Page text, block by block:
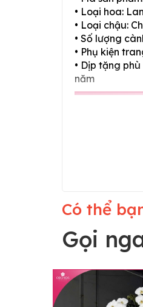
• Loại hoa:
• Loại chậu:
• Số lượng
• Phụ kiện
• Dịp tặng
năm
Có thể
Gọi